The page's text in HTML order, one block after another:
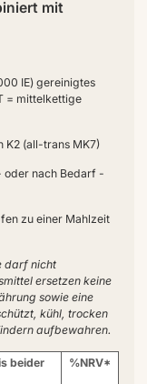
mit
IE) gereinigtes
= mittelkettige
K2 (all-trans MK7)
oder nach Bedarf -
zu einer Mahlzeit
darf nicht
ersetzen keine
sowie eine
kühl, trocken
aufbewahren.
beider
%NRV*